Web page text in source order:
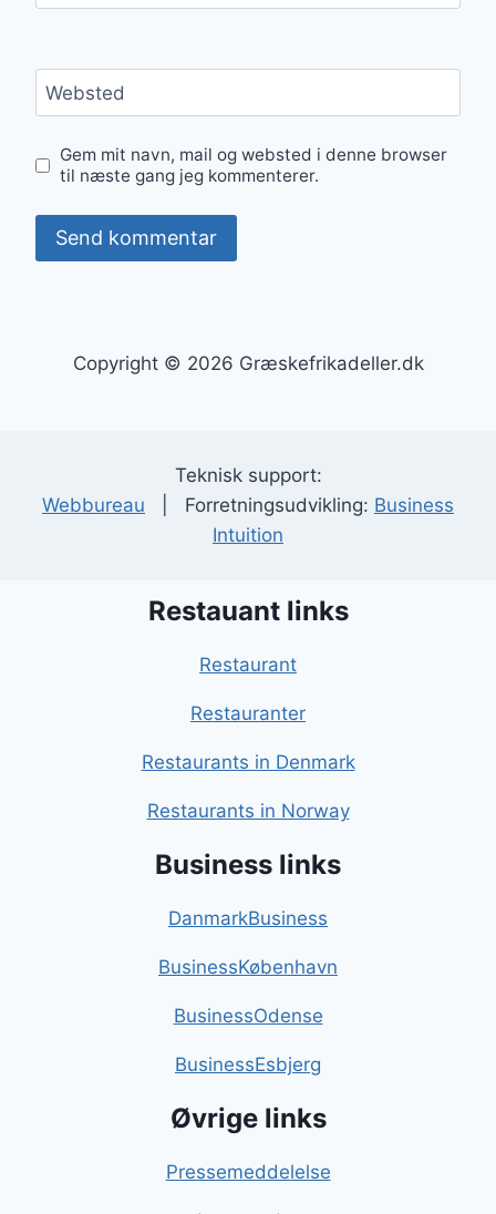
Websted
Gem mit navn, mail og websted i denne browser
til næste gang jeg kommenterer.
Copyright © 2026 Græskefrikadeller.dk
Teknisk support:
Webbureau | Forretningsudvikling: Business
Intuition
Restauant links
Restaurant
Restauranter
Restaurants in Denmark
Restaurants in Norway
Business links
DanmarkBusiness
BusinessKøbenhavn
BusinessOdense
BusinessEsbjerg
Øvrige links
Pressemeddelelse